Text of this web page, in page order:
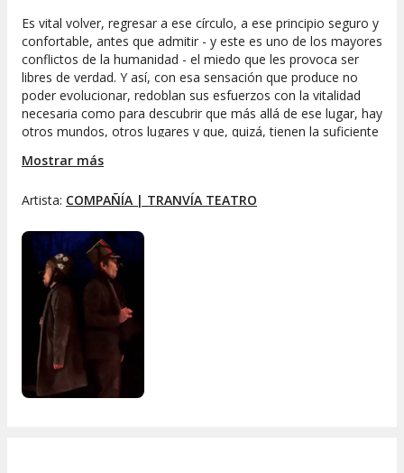
Es vital volver, regresar a ese círculo, a ese principio seguro y
confortable, antes que admitir - y este es uno de los mayores
conflictos de la humanidad - el miedo que les provoca ser
libres de verdad. Y así, con esa sensación que produce no
poder evolucionar, redoblan sus esfuerzos con la vitalidad
necesaria como para descubrir que más allá de ese lugar, hay
otros mundos, otros lugares y que, quizá, tienen la suficiente
pueden ser sin el otro.
El resto del mundo es ancho y largo e inabarcable...
Si yo soy para mí solamente, ¿quién soy yo?,
pregunta que constantemente se hacen, por eso
prefieren renunciar a esa libertad que produce salir del
círculo, antes que sentirse incomprendidos y verse
solos, apartados, perdidos fuera de la línea, porque necesitan
ser con el otro, a través del otro.
Entonces, su jardín, el jardín de Valentín, se convierte en el
lugar perfecto para ellos, en donde pueden desplegar sus
fantasías, sus ilusiones, sus anhelos, siendo conscientes de
Mostrar más
Artista: COMPAÑÍA | TRANVÍA TEATRO